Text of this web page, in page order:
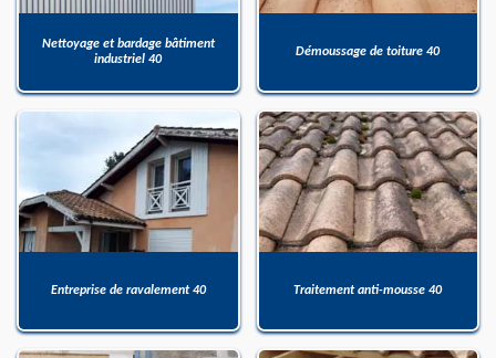
Nettoyage et bardage bâtiment
industriel 40
Démoussage de toiture 40
Entreprise de ravalement 40 Traitement anti-mousse 40